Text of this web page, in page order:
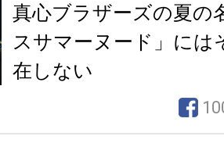
真心ブラザーズの夏の
スサマーヌード」には
在しない